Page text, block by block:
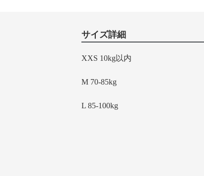
サイズ詳細
XXS 10kg以内
M 70-85kg
L 85-100kg